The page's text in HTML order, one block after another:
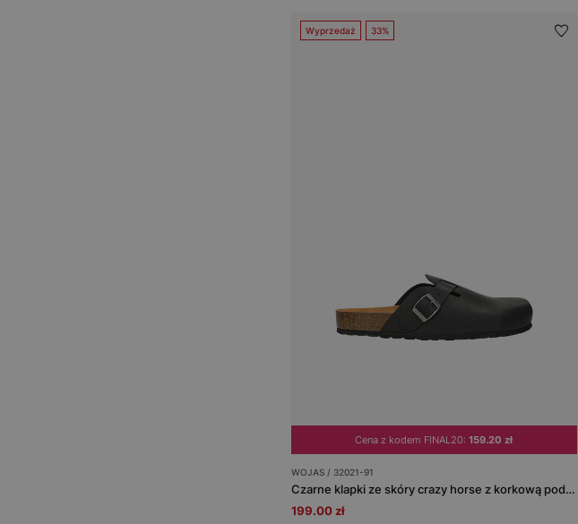
Wyprzedaż 33%
Cena z kodem FINAL20:159.20 zł
WOJAS / 32021-91
Czarne klapki ze skóry crazy horse z korkową podeszwą
199.00 zł